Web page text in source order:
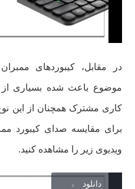
در مقابل، کیبوردهای
موضوع باعث شده بسیاری
کاری مشترک همچنان از این
برای مقایسه صدای کیبورد
ویدیوی زیر را مشاهده کنید.
دانلود